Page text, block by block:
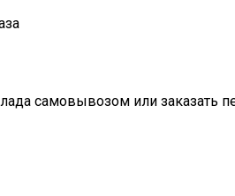
самовывозом или заказать